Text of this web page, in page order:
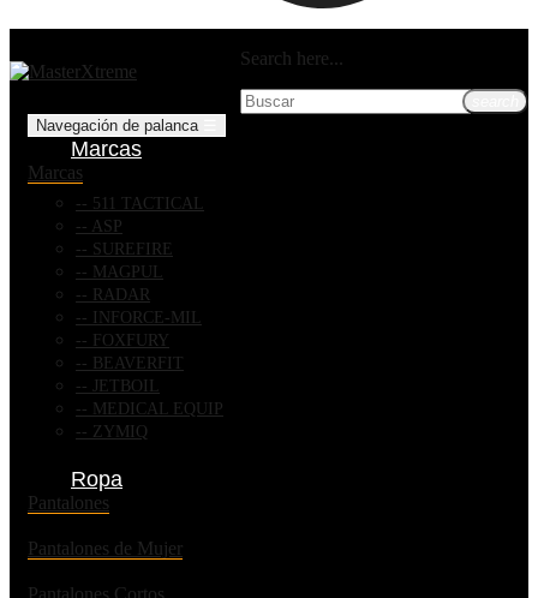
Search here...
Navegación de palanca
Marcas
Marcas
511 TACTICAL
ASP
SUREFIRE
MAGPUL
RADAR
INFORCE-MIL
FOXFURY
BEAVERFIT
JETBOIL
MEDICAL EQUIP
ZYMIQ
Ropa
Pantalones
Pantalones de Mujer
Pantalones Cortos